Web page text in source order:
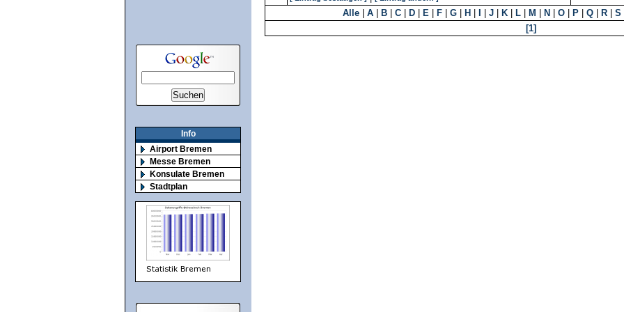
Info
Airport Bremen
Messe Bremen
Konsulate Bremen
Stadtplan
Alle A B C D E F G H J K L M N O P Q R S
[1]